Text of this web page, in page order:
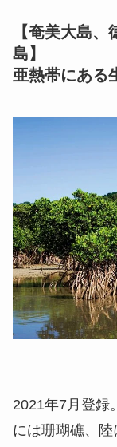
【奄美大島
島】
亜熱帯にある
2021年7月登録
には珊瑚礁、